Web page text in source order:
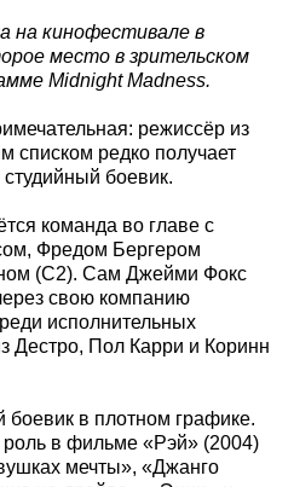
на кинофестивале в
место в зрительском
Midnight Madness.
режиссёр из
списком редко получает
боевик.
команда во главе с
Фредом Бергером
(C2). Сам Джейми Фокс
свою компанию
исполнительных
Дестро, Пол Карри и Коринн
боевик в плотном графике.
в фильме «Рэй» (2004)
мечты», «Джанго